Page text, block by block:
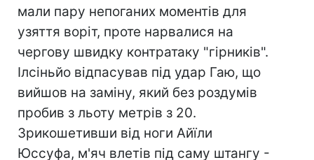
мали пару непоганих моментів для
узяття воріт, проте нарвалися на
чергову швидку контратаку "гірників".
Ілсіньйо відпасував під удар Гаю, що
вийшов на заміну, який без роздумів
пробив з льоту метрів з 20.
Зрикошетивши від ноги Айїли
Юссуфа, м'яч влетів під саму штангу -